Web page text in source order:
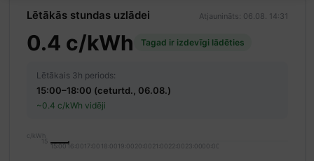
Lētākās stundas uzlādei Atjaunināts: 06.08. 14:31
0.4 c/kWh Tagad ir izdevīgi lādēties
Lētākais 3h periods:
15:00–18:00 (ceturtd., 06.08.)
~0.4 c/kWh vidēji
c/kWh
15
15:0016:00 17:00 18:00 19:00 20:00 21:00 22:00 23:0000:00